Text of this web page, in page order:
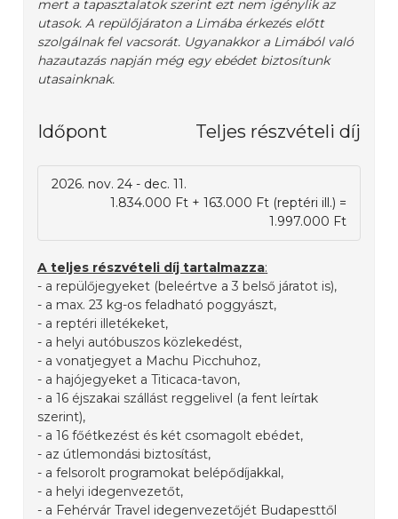
mert a tapasztalatok szerint ezt nem igénylik az
utasok. A repülőjáraton a Limába érkezés előtt
szolgálnak fel vacsorát. Ugyanakkor a Limából való
hazautazás napján még egy ebédet biztosítunk
utasainknak.
Időpont Teljes részvételi díj
2026. nov. 24 - dec. 11.
1.834.000 Ft + 163.000 Ft (reptéri ill.) =
1.997.000 Ft
A teljes részvételi díj tartalmazza:
- a repülőjegyeket (beleértve a 3 belső járatot is),
- a max. 23 kg-os feladható poggyászt,
- a reptéri illetékeket,
- a helyi autóbuszos közlekedést,
- a vonatjegyet a Machu Picchuhoz,
- a hajójegyeket a Titicaca-tavon,
- a 16 éjszakai szállást reggelivel (a fent leírtak
szerint),
- a 16 főétkezést és két csomagolt ebédet,
- az útlemondási biztosítást,
- a felsorolt programokat belépődíjakkal,
- a helyi idegenvezetőt,
- a Fehérvár Travel idegenvezetőjét Budapesttől